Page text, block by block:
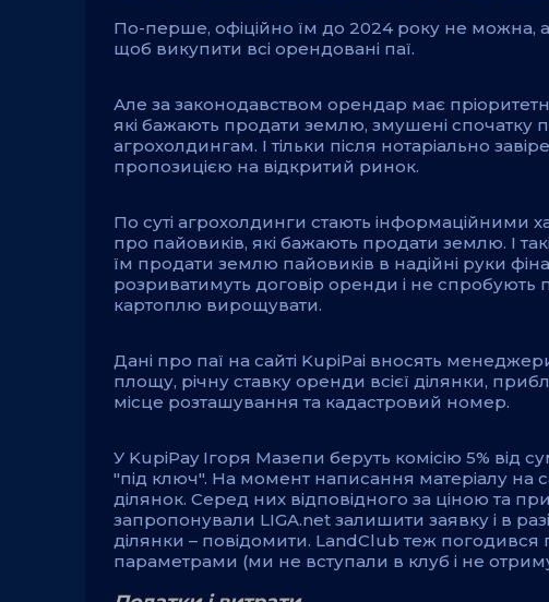
По-перше, офіційно їм до 2024 року не можна,
щоб викупити всі орендовані паї.
Але за законодавством орендар має
які бажають продати землю, змушені спочатку
агрохолдингам. І тільки після нотаріально
пропозицією на відкритий ринок.
По суті агрохолдинги стають інформаційними
про пайовиків, які бажають продати землю. І
їм продати землю пайовиків в надійні руки
розриватимуть договір оренди і не
картоплю вирощувати.
Дані про паї на сайті KupiPai вносять
площу, річну ставку оренди всієї ділянки,
місце розташування та кадастровий номер.
У KupiPay Ігоря Мазепи беруть комісію 5% від
"під ключ". На момент написання матеріалу на
ділянок. Серед них відповідного за ціною та
запропонували LIGA.net залишити заявку і в
ділянки – повідомити. LandClub теж погодився
параметрами (ми не вступали в клуб і не